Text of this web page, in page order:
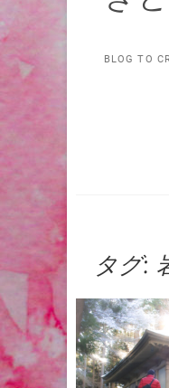
BLOG TO
タグ: